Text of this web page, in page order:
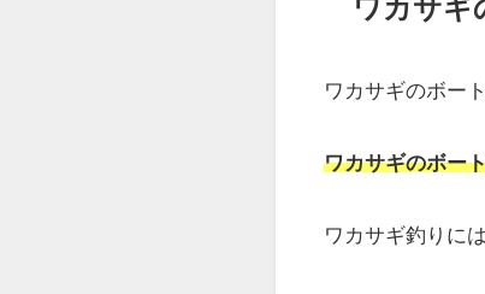
ワカサギ
ワカサギのボー
ワカサギのボー
ワカサギ釣りに